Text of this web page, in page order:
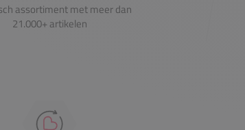
assortiment met meer dan
21.000+ artikelen